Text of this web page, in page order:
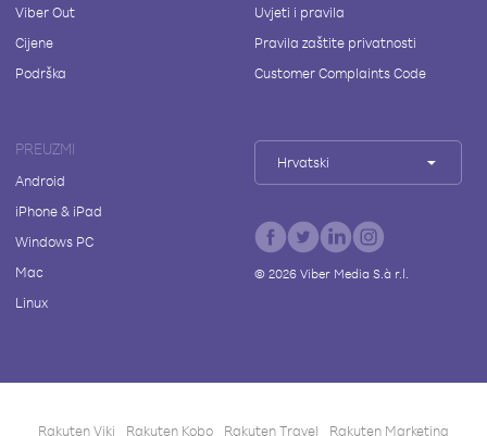
Viber Out
Cijene
Podrška
Uvjeti i pravila
Pravila zaštite privatnosti
Customer Complaints Code
PREUZMI
Android
iPhone & iPad
Windows PC
Mac
Linux
Hrvatski
© 2026Viber Media S.à r.l.
Rakuten Viki Rakuten Kobo Rakuten Travel Rakuten Marketing